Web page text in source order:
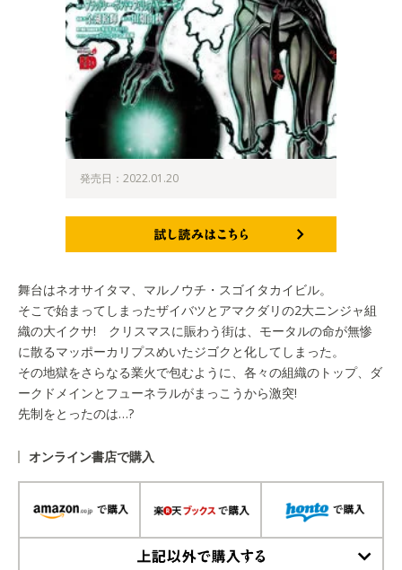
発売日：2022.01.20
舞台はネオサイタマ、マルノウチ・スゴイタカイビル。
そこで始まってしまったザイバツとアマクダリの2大ニンジャ組
織の大イクサ! クリスマスに賑わう街は、モータルの命が無惨
に散るマッポーカリプスめいたジゴクと化してしまった。
その地獄をさらなる業火で包むように、各々の組織のトップ、ダ
ークドメインとフューネラルがまっこうから激突!
先制をとったのは…?
オンライン書店で購入